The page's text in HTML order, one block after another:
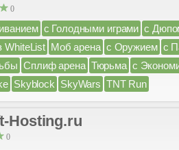
0
с Голодными играми с
WhiteList Моб арена с Оружием с
Сплиф арена Тюрьма с
Skyblock SkyWars TNT Run
Hosting.ru
0